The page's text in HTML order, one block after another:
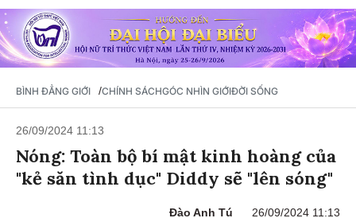
BÌNH ĐẲNG GIỚI /CHÍNH SÁCHGÓC NHÌN GIỚIĐỜI SỐNG
26/09/2024 11:13
Nóng: Toàn bộ bí mật kinh hoàng của
"kẻ săn tình dục" Diddy sẽ "lên sóng"
Đào Anh Tú 26/09/2024 11:13